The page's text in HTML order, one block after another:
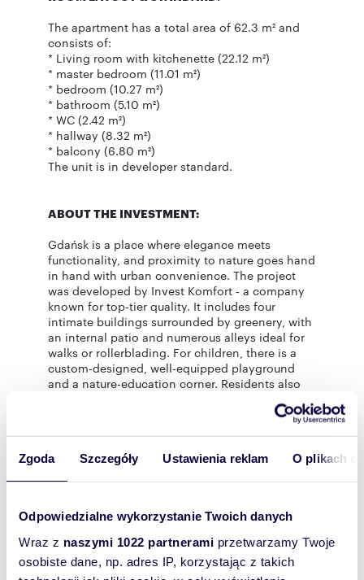
Zgoda Szczegóły Ustawienia reklam O plikach
Odpowiedzialne wykorzystanie Twoich danych
Wraz z naszymi 1022 partnerami przetwarzamy Twoje
osobiste dane, np. adres IP, korzystając z takich
The apartment has a total area of 62.3 m² and
consists of:
* Living room with kitchenette (22.12 m²)
* master bedroom (11.01 m²)
* bedroom (10.27 m²)
* bathroom (5.10 m²)
* WC (2.42 m²)
* hallway (8.32 m²)
* balcony (6.80 m²)
The unit is in developer standard.
ABOUT THE INVESTMENT:
Gdańsk is a place where elegance meets
functionality, and proximity to nature goes hand
in hand with urban convenience. The project
was developed by Invest Komfort - a company
known for top-tier quality. It includes four
intimate buildings surrounded by greenery, with
an internal patio and numerous alleys ideal for
walks or rollerblading. For children, there is a
custom-designed, well-equipped playground
and a nature-education corner. Residents also
* a club room with video games, board games,
* a uniquely designed meeting area with a large
panoramic views of the estate's greenery and
playground, creating bright, open spaces ideal
for socializing and relaxation.